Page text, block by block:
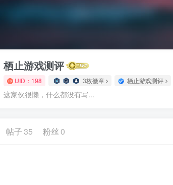
栖止游戏测评
UID：198 3枚徽章 栖止游戏测评
这家伙很懒，什么都没有写...
帖子 35 粉丝 0